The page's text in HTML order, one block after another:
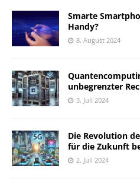
Smarte
Handy?
8. August 2024
unbegrenzter
3. Juli 2024
Die Revolution
für die Zukunft
2. Juli 2024